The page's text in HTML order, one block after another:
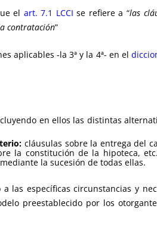
el art. 7.1 LCCI se refiere a “las
contratación”
aplicables -la 3ª y la 4ª- en el
en ellos las distintas
cláusulas sobre la entrega del
la constitución de la hipoteca,
la sucesión de todas ellas.
las específicas circunstancias y
preestablecido por los